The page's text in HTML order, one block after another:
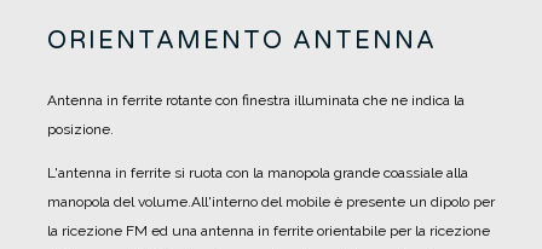
ORIENTAMENTO ANTENNA
Antenna in ferrite rotante con finestra illuminata che ne indica la
posizione.
L'antenna in ferrite si ruota con la manopola grande coassiale alla
manopola del volume.All'interno del mobile è presente un dipolo per
la ricezione FM ed una antenna in ferrite orientabile per la ricezione